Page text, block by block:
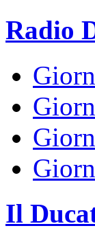
Radio
Il